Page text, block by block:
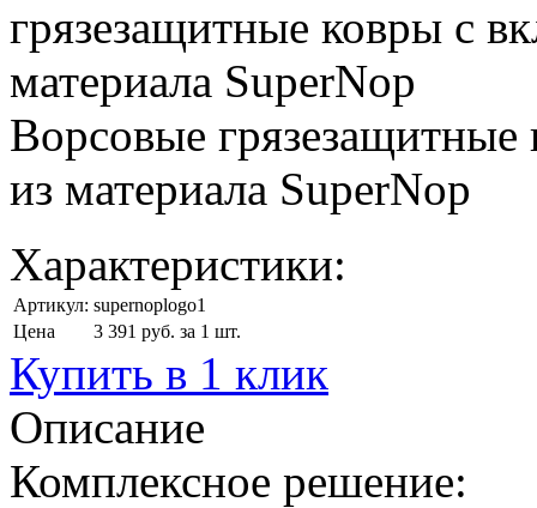
грязезащитные ковры с
материала SuperNop
Ворсовые
из материала SuperNop
Характеристики:
Артикул: supernoplogo1
Цена
3 391 руб. за 1 шт.
Купить в 1 клик
Описание
Комплексное решение: